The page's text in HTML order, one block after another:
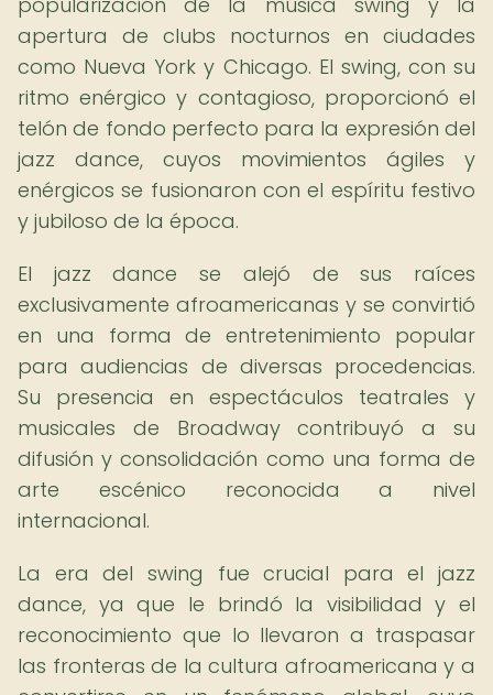
apertura de clubs nocturnos en ciudades
como Nueva York y Chicago. El swing, con su
ritmo enérgico y contagioso, proporcionó el
telón de fondo perfecto para la expresión del
jazz dance, cuyos movimientos ágiles y
enérgicos se fusionaron con el espíritu festivo
y jubiloso de la época.
El jazz dance se alejó de sus raíces
exclusivamente afroamericanas y se convirtió
en una forma de entretenimiento popular
para audiencias de diversas procedencias.
Su presencia en espectáculos teatrales y
musicales de Broadway contribuyó a su
difusión y consolidación como una forma de
arte escénico reconocida a nivel
internacional.
La era del swing fue crucial para el jazz
dance, ya que le brindó la visibilidad y el
reconocimiento que lo llevaron a traspasar
las fronteras de la cultura afroamericana y a